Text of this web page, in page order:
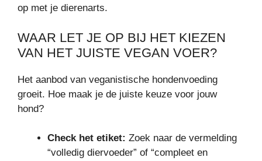
op met je dierenarts.
WAAR LET JE OP BIJ HET KIEZEN
VAN HET JUISTE VEGAN VOER?
Het aanbod van veganistische hondenvoeding
groeit. Hoe maak je de juiste keuze voor jouw
hond?
Check het etiket: Zoek naar de vermelding
“volledig diervoeder” of “compleet en